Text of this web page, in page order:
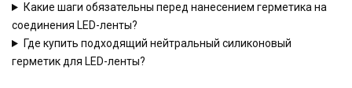
Какие шаги обязательны перед нанесением герметика на
соединения LED-ленты?
Где купить подходящий нейтральный силиконовый
герметик для LED-ленты?